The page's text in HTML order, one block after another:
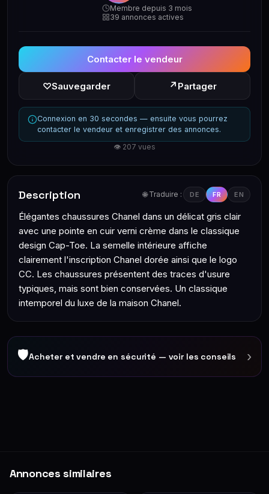
Membre depuis 3 mois
39 annonces actives
Contacter le vendeur
♡Sauvegarder ↗ Partager
Connexion en 30 secondes — ensuite vous pourrez
contacter le vendeur et enregistrer des annonces.
👁 207 vues
Description 🌐 Traduire : DE FR EN
Élégantes chaussures Chanel dans un délicat gris clair
avec une pointe en cuir verni crème dans le classique
design Cap-Toe. La semelle intérieure affiche
clairement l'inscription Chanel dorée ainsi que le logo
CC. Les chaussures présentent des traces d'usure
typiques, mais sont bien conservées. Un classique
intemporel du luxe de la maison Chanel.
🛡Acheter et vendre en sécurité — voir les conseils ›
Annonces similaires